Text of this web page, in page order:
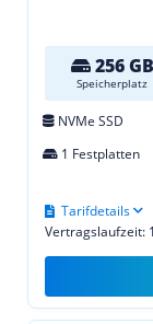
256 GB
Speicherplatz
NVMe SSD
1 Festplatten
Vertragslaufzeit:
Tarifdetails